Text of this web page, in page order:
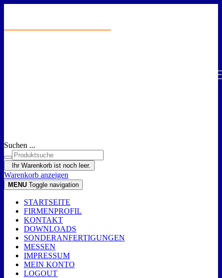
Suchen ...
Ihr Warenkorb ist noch leer.
Warenkorb anzeigen
MENU Toggle navigation
STARTSEITE
FIRMENPROFIL
KONTAKT
DOWNLOADS
SONDERANFERTIGUNGEN
MESSEN
IMPRESSUM
MEIN KONTO
LOGOUT